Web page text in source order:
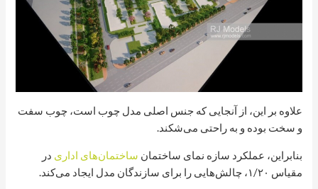
علاوه بر این، از آنجایی که جنس اصلی مدل چوب است، چوب سفت
و سخت بوده و به راحتی می‌شکند.
بنابراین، عملکرد سازه نمای ساختمان ساختمان‌های اداری در
مقیاس ۱/۲۰، چالش‌هایی را برای سازندگان مدل ایجاد می‌کند.